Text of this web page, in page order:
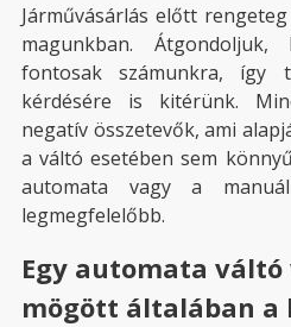
Járművásárlás előtt
magunkban.
fontosak számunkra,
kérdésére is kitérünk.
negatív összetevők, ami
a váltó esetében sem
automata vagy a
legmegfelelőbb.
Egy automata váltó
mögött általában a